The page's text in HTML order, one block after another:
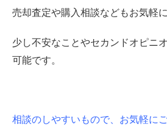
売却査定や購入相談などもお気軽に
少し不安なことやセカンドオピニ
可能です。
相談のしやすいもので、お気軽に